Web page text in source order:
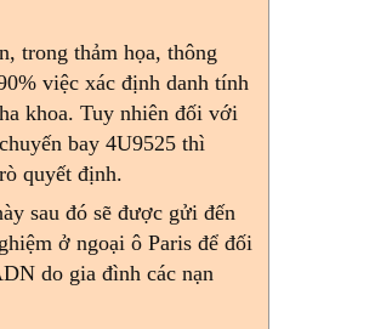
trong thảm họa, thông
việc xác định danh tính
khoa. Tuy nhiên đối với
bay 4U9525 thì
quyết định.
sau đó sẽ được gửi đến
ở ngoại ô Paris để đối
do gia đình các nạn